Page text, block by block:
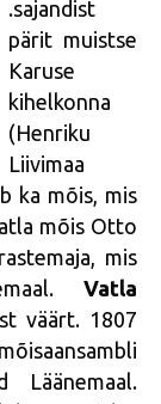
.sajandist
pärit muistse
Karuse
kihelkonna
(Henriku
Liivimaa
ka mõis, mis
mõis Otto
mis
Vatla
väärt. 1807
Läänemaal.